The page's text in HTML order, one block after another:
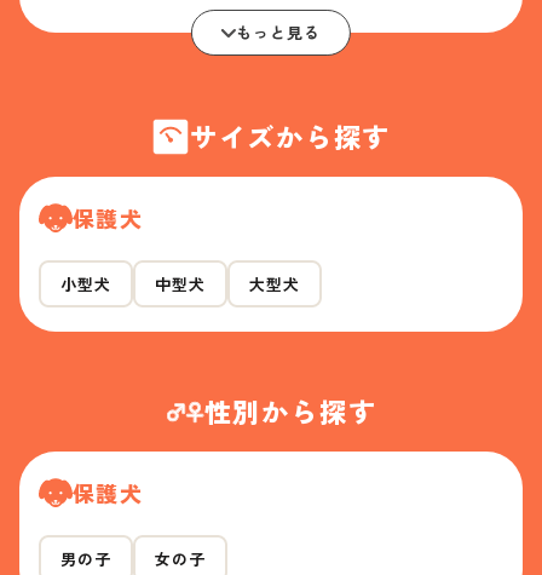
もっと見る
サイズから探す
保護犬
小型犬 中型犬 大型犬
性別から探す
保護犬
男の子 女の子